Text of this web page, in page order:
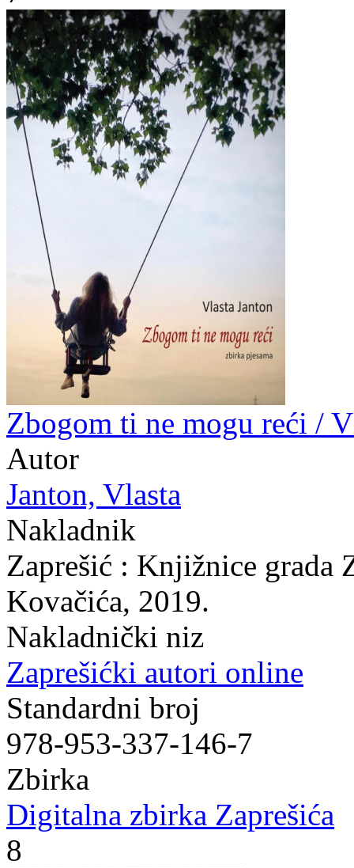
Zbogom ti ne mogu reći /
Autor
Janton, Vlasta
Nakladnik
Zaprešić : Knjižnice grada
Kovačića, 2019.
Nakladnički niz
Zaprešićki autori online
Standardni broj
978-953-337-146-7
Zbirka
Digitalna zbirka Zaprešića
8